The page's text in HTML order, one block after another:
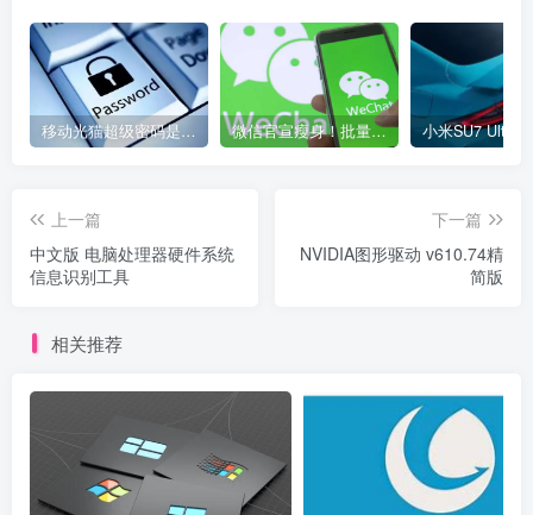
移动光猫超级密码是多少？移动光猫超级管理员后台账号与密码 微信官宣瘦身！批量清理原图新功能来了 安卓、iOS均可使用
上一篇
中文版 电脑处理器硬件系统
信息识别工具
下一篇
NVIDIA图形驱动 v610.74精
简版
相关推荐